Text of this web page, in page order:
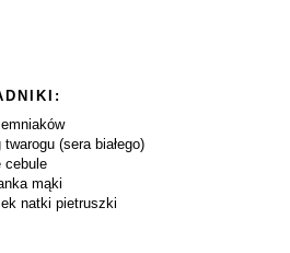
twarogu (sera białego)
cebule
mąki
natki pietruszki